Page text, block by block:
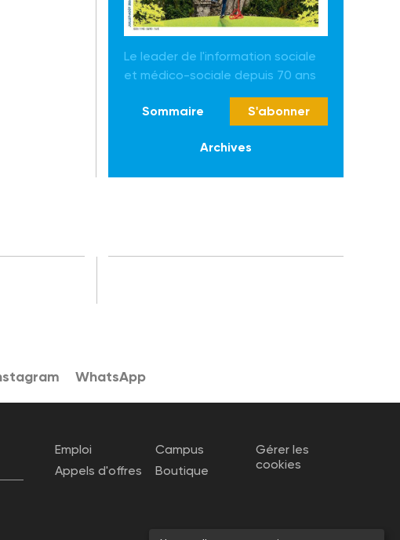
Le leader de l'information sociale
et médico-sociale depuis 70 ans
Sommaire S'abonner
Archives
WhatsApp
Emploi
Appels d'offres
Campus
Boutique
Gérer les
cookies